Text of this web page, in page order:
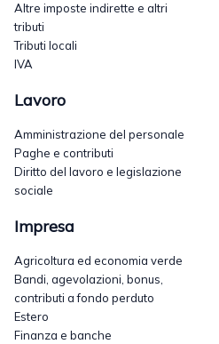
Altre imposte indirette e altri
tributi
Tributi locali
IVA
Lavoro
Amministrazione del personale
Paghe e contributi
Diritto del lavoro e legislazione
sociale
Impresa
Agricoltura ed economia verde
Bandi, agevolazioni, bonus,
contributi a fondo perduto
Estero
Finanza e banche